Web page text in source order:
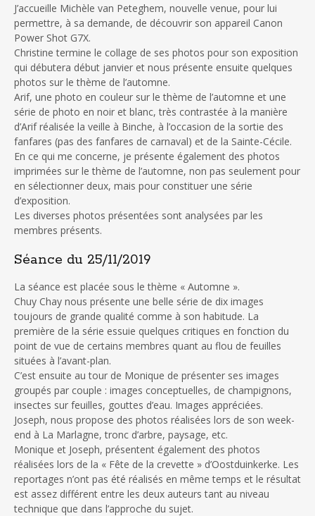
J’accueille Michèle van Peteghem, nouvelle venue, pour lui
permettre, à sa demande, de découvrir son appareil Canon
Power Shot G7X.
Christine termine le collage de ses photos pour son exposition
qui débutera début janvier et nous présente ensuite quelques
photos sur le thème de l’automne.
Arif, une photo en couleur sur le thème de l’automne et une
série de photo en noir et blanc, très contrastée à la manière
d’Arif réalisée la veille à Binche, à l’occasion de la sortie des
fanfares (pas des fanfares de carnaval) et de la Sainte-Cécile.
En ce qui me concerne, je présente également des photos
imprimées sur le thème de l’automne, non pas seulement pour
en sélectionner deux, mais pour constituer une série
d’exposition.
Les diverses photos présentées sont analysées par les
membres présents.
Séance du 25/11/2019
La séance est placée sous le thème « Automne ».
Chuy Chay nous présente une belle série de dix images
toujours de grande qualité comme à son habitude. La
première de la série essuie quelques critiques en fonction du
point de vue de certains membres quant au flou de feuilles
situées à l’avant-plan.
C’est ensuite au tour de Monique de présenter ses images
groupés par couple : images conceptuelles, de champignons,
insectes sur feuilles, gouttes d’eau. Images appréciées.
Joseph, nous propose des photos réalisées lors de son week-
end à La Marlagne, tronc d’arbre, paysage, etc.
Monique et Joseph, présentent également des photos
réalisées lors de la « Fête de la crevette » d’Oostduinkerke. Les
reportages n’ont pas été réalisés en même temps et le résultat
est assez différent entre les deux auteurs tant au niveau
technique que dans l’approche du sujet.